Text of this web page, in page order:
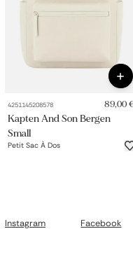
4251145208578 89,00
Kapten And Son Bergen
Small
Petit Sac À Dos
Instagram Facebook